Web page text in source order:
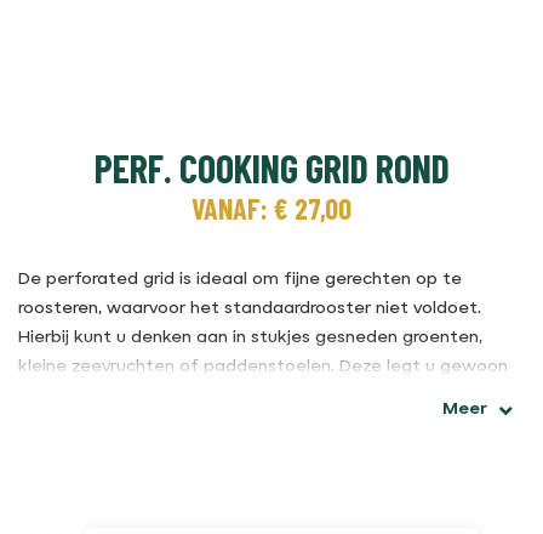
PERF. COOKING GRID ROND
VANAF: € 27,00
De perforated grid is ideaal om fijne gerechten op te
roosteren, waarvoor het standaardrooster niet voldoet.
Hierbij kunt u denken aan in stukjes gesneden groenten,
kleine zeevruchten of paddenstoelen. Deze legt u gewoon
Meer